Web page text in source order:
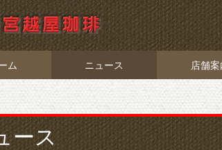
ム ニュース 店舗案
ース